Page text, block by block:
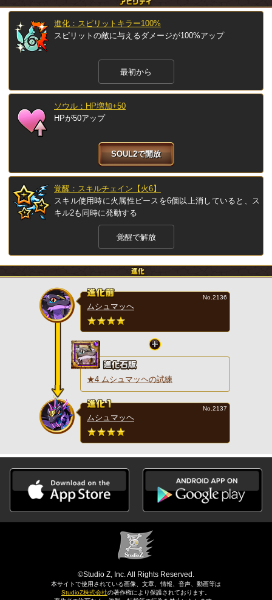
進化：スピリットキラー100%
スピリットの敵に与えるダメージが100%アップ
最初から
ソウル：HP増加+50
HPが50アップ
SOUL2で開放
覚醒：スキルチェイン【火6】
スキル使用時に火属性ピースを6個以上消していると、ス
キル2も同時に発動する
覚醒で解放
ムシュマッヘ
No.2136
★4 ムシュマッヘの試練
ムシュマッヘ
No.2137
©Studio Z, Inc. All Rights Reserved.
本サイトで使用されている画像、文章、情報、音声、動画等は
StudioZ株式会社の著作権により保護されております。